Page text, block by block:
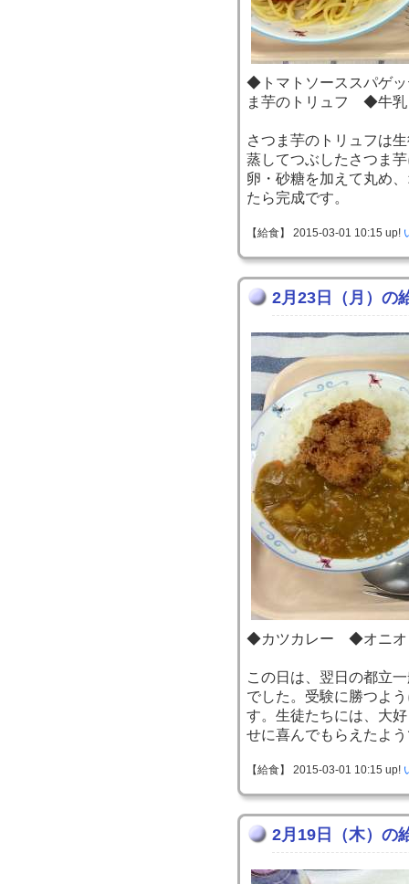
◆トマトソーススパゲ
ま芋のトリュフ ◆牛乳
さつま芋のトリュフは
蒸してつぶしたさつま
卵・砂糖を加えて丸め
たら完成です。
【給食】 2015-03-01 10:15 up!
2月23日（月）の
◆カツカレー ◆オニオ
この日は、翌日の都立
でした。受験に勝つよ
す。生徒たちには、大
せに喜んでもらえたよ
【給食】 2015-03-01 10:15 up!
2月19日（木）の